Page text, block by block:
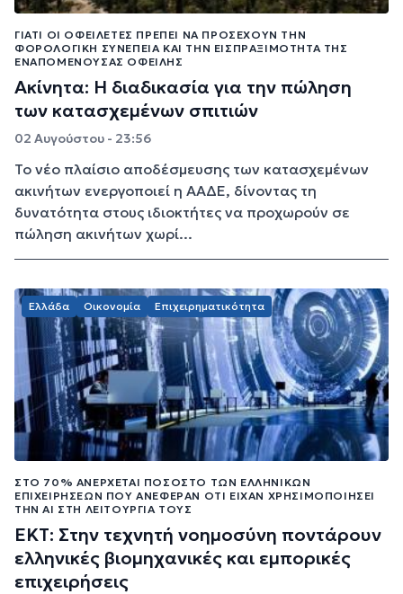
ΓΙΑΤΊ ΟΙ ΟΦΕΙΛΈΤΕΣ ΠΡΈΠΕΙ ΝΑ ΠΡΟΣΈΧΟΥΝ ΤΗΝ
ΦΟΡΟΛΟΓΙΚΉ ΣΥΝΈΠΕΙΑ ΚΑΙ ΤΗΝ ΕΙΣΠΡΑΞΙΜΌΤΗΤΑ ΤΗΣ
ΕΝΑΠΟΜΈΝΟΥΣΑΣ ΟΦΕΙΛΉΣ
Ακίνητα: Η διαδικασία για την πώληση
των κατασχεμένων σπιτιών
02 Αυγούστου - 23:56
Το νέο πλαίσιο αποδέσμευσης των κατασχεμένων
ακινήτων ενεργοποιεί η ΑΑΔΕ, δίνοντας τη
δυνατότητα στους ιδιοκτήτες να προχωρούν σε
πώληση ακινήτων χωρί...
Ελλάδα Οικονομία Επιχειρηματικότητα
ΣΤΟ 70% ΑΝΈΡΧΕΤΑΙ ΠΟΣΟΣΤΌ ΤΩΝ ΕΛΛΗΝΙΚΏΝ
ΕΠΙΧΕΙΡΉΣΕΩΝ ΠΟΥ ΑΝΈΦΕΡΑΝ ΌΤΙ ΕΊΧΑΝ ΧΡΗΣΙΜΟΠΟΙΉΣΕΙ
ΤΗΝ ΑΙ ΣΤΗ ΛΕΙΤΟΥΡΓΊΑ ΤΟΥΣ
ΕΚΤ: Στην τεχνητή νοημοσύνη ποντάρουν
ελληνικές βιομηχανικές και εμπορικές
επιχειρήσεις